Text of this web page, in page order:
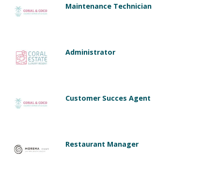
Maintenance Technician
Administrator
Customer Succes Agent
Restaurant Manager